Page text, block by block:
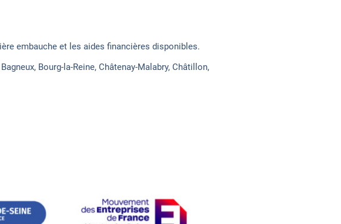
embauche et les aides financières disponibles.
Bourg-la-Reine, Châtenay-Malabry, Châtillon,